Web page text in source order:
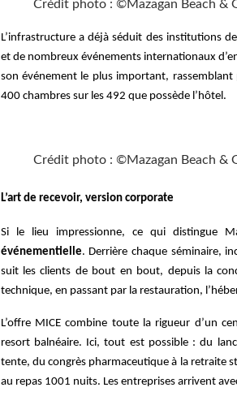
Crédit photo : ©Mazagan Beach &
L’infrastructure a déjà séduit des institutions
et de nombreux événements internationaux
son événement le plus important,
400 chambres sur les 492 que possède l’hôtel.
Crédit photo : ©Mazagan Beach &
L’art de recevoir, version corporate
Si le lieu impressionne, ce qui distingue
événementielle. Derrière chaque séminaire,
suit les clients de bout en bout, depuis la
technique, en passant par la restauration,
L’offre MICE combine toute la rigueur d’un
resort balnéaire. Ici, tout est possible : du
tente, du congrès pharmaceutique à la retraite
au repas 1001 nuits. Les entreprises arrivent